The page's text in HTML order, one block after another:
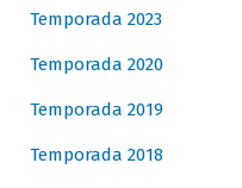
Temporada 2023
Temporada 2020
Temporada 2019
Temporada 2018